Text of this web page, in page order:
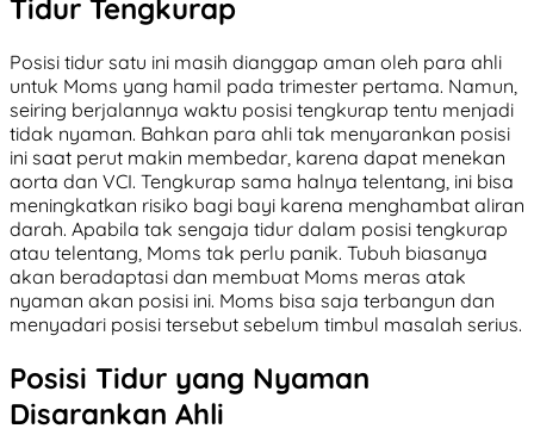
Tidur Tengkurap
Posisi tidur satu ini masih dianggap aman oleh para ahli
untuk Moms yang hamil pada trimester pertama. Namun,
seiring berjalannya waktu posisi tengkurap tentu menjadi
tidak nyaman. Bahkan para ahli tak menyarankan posisi
ini saat perut makin membedar, karena dapat menekan
aorta dan VCI. Tengkurap sama halnya telentang, ini bisa
meningkatkan risiko bagi bayi karena menghambat aliran
darah. Apabila tak sengaja tidur dalam posisi tengkurap
atau telentang, Moms tak perlu panik. Tubuh biasanya
akan beradaptasi dan membuat Moms meras atak
nyaman akan posisi ini. Moms bisa saja terbangun dan
menyadari posisi tersebut sebelum timbul masalah serius.
Posisi Tidur yang Nyaman
Disarankan Ahli